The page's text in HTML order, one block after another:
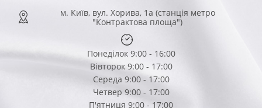
м. Київ, вул. Хорива, 1а (станція метро
"Контрактова площа")
Понеділок 9:00 - 16:00
Вівторок 9:00 - 17:00
Середа 9:00 - 17:00
Четвер 9:00 - 17:00
П'ятниця 9:00 - 17:00